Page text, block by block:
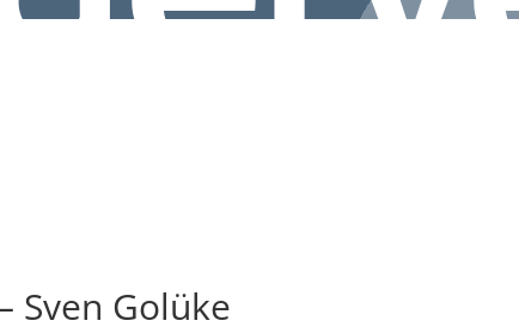
Sven Golüke